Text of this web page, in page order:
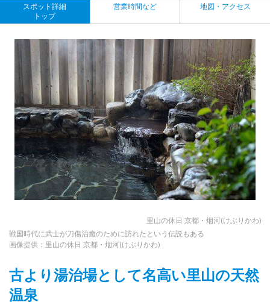
スポット詳細
トップ
営業時間など 地図・アクセス
里山の休日 京都・烟河(けぶりかわ)
戦国時代に武士が刀傷治癒のために訪れたという伝説もある
画像提供：里山の休日 京都・烟河(けぶりかわ)
古より湯治場として名高い里山の天然
温泉